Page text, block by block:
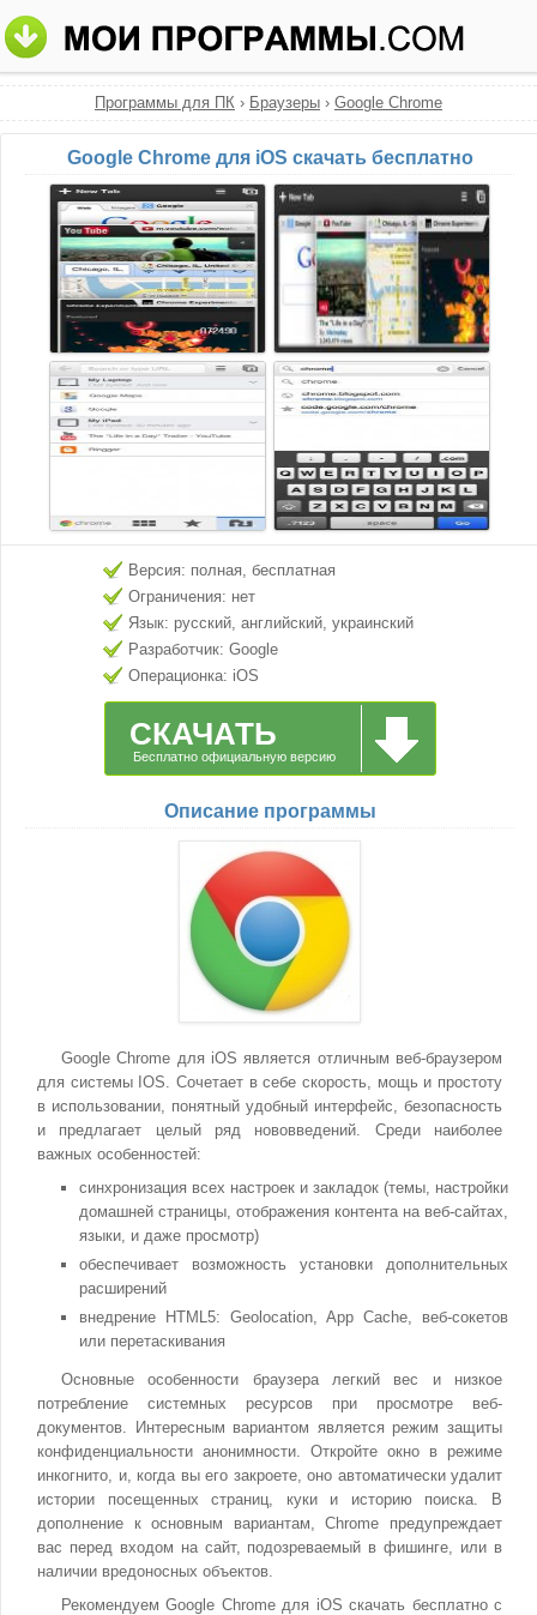
Программы для ПК › Браузеры › Google Chrome
Google Chrome для iOS скачать бесплатно
Версия: полная, бесплатная
Ограничения: нет
Язык: русский, английский, украинский
Разработчик: Google
Операционка: iOS
СКАЧАТЬ
Бесплатно официальную версию
Описание программы
Google Chrome для iOS является отличным веб-браузером
для системы IOS. Сочетает в себе скорость, мощь и простоту
в использовании, понятный удобный интерфейс, безопасность
и предлагает целый ряд нововведений. Среди наиболее
важных особенностей:
синхронизация всех настроек и закладок (темы, настройки
домашней страницы, отображения контента на веб-сайтах,
языки, и даже просмотр)
обеспечивает возможность установки дополнительных
расширений
внедрение HTML5: Geolocation, App Cache, веб-сокетов
или перетаскивания
Основные особенности браузера легкий вес и низкое
потребление системных ресурсов при просмотре веб-
документов. Интересным вариантом является режим защиты
конфиденциальности анонимности. Откройте окно в режиме
инкогнито, и, когда вы его закроете, оно автоматически удалит
истории посещенных страниц, куки и историю поиска. В
дополнение к основным вариантам, Chrome предупреждает
вас перед входом на сайт, подозреваемый в фишинге, или в
наличии вредоносных объектов.
Рекомендуем Google Chrome для iOS скачать бесплатно с